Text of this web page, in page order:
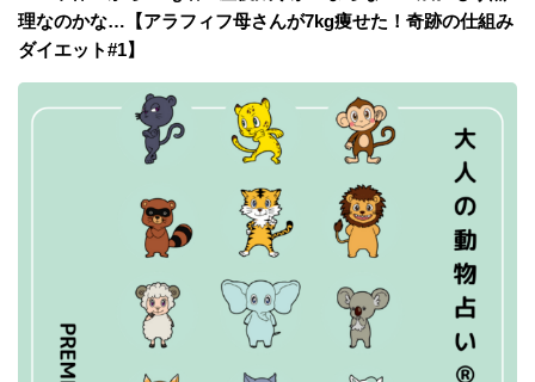
理なのかな…【アラフィフ母さんが7kg痩せた！奇跡の仕組み
ダイエット#1】